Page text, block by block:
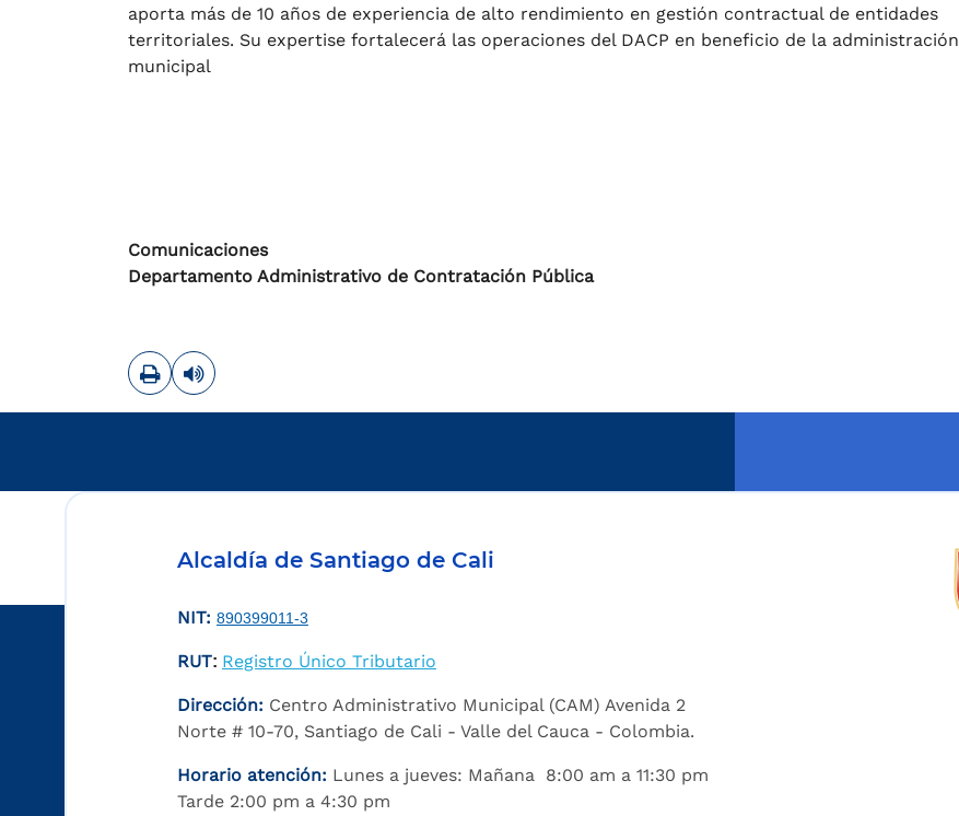
aporta más de 10 años de experiencia de alto rendimiento en gestión contractual de entidades
territoriales. Su expertise fortalecerá las operaciones del DACP en beneficio de la administración
municipal
Comunicaciones
Departamento Administrativo de Contratación Pública
ImprimirLeer contenido
Alcaldía de Santiago de Cali
NIT: 890399011-3
RUT: Registro Único Tributario
Dirección: Centro Administrativo Municipal (CAM) Avenida 2
Norte # 10-70, Santiago de Cali - Valle del Cauca - Colombia.
Horario atención: Lunes a jueves: Mañana 8:00 am a 11:30 pm
Tarde 2:00 pm a 4:30 pm